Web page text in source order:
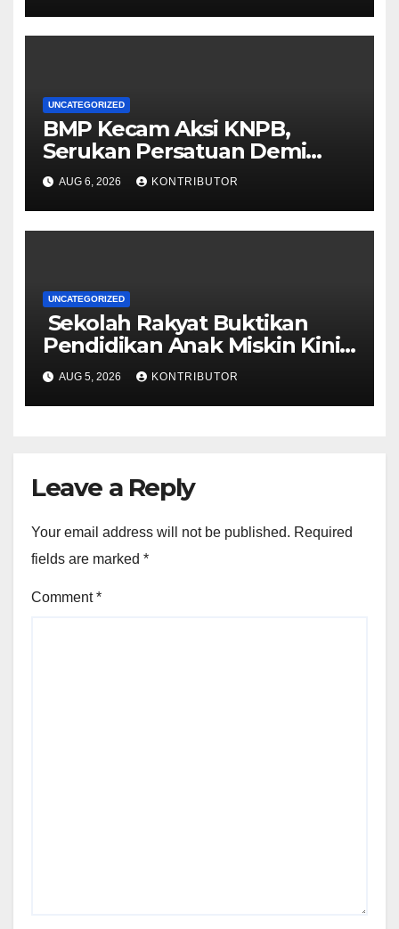
UNCATEGORIZED
BMP Kecam Aksi KNPB,
Serukan Persatuan Demi
Papua yang Kondusif
AUG 6, 2026 KONTRIBUTOR
UNCATEGORIZED
Sekolah Rakyat Buktikan
Pendidikan Anak Miskin Kini
Menjadi Prioritas Negara
AUG 5, 2026 KONTRIBUTOR
Leave a Reply
Your email address will not be published. Required
fields are marked *
Comment*